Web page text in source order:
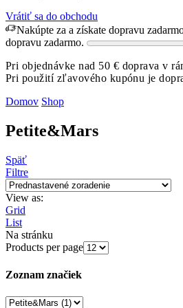
Vrátiť sa do obchodu
Nakúpte za a získate dopravu
dopravu zadarmo.
Pri objednávke nad 50 € doprava v
Pri použití zľavového kupónu je
Domov Shop
Petite&Mars
Späť
Filtre
View as:
Grid
List
Na stránku
Products per page
Zoznam značiek